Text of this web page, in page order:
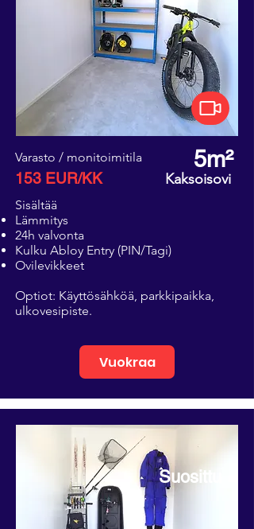
Kaksoisovi
Varasto / monitoimitila
153 EUR/KK
5m²
Sisältää
Lämmitys
24h valvonta
Kulku Abloy Entry (PIN/Tagi)
Ovilevikkeet
Optiot: Käyttösähköä, parkkipaikka,
ulkovesipiste.
Vuokraa
Suosittu